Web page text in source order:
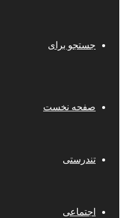
جستجو برای
صفحه نخست
تندرستی
اجتماعی